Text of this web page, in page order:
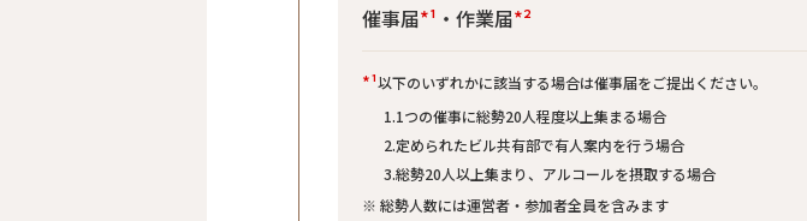
催事届*¹ ・作業届*²
*¹以下のいずれかに該当する場合は催事届をご提出ください。
1.1つの催事に総勢20人程度以上集まる場合
2.定められたビル共有部で有人案内を行う場合
3.総勢20人以上集まり、アルコールを摂取する場合
※ 総勢人数には運営者・参加者全員を含みます​